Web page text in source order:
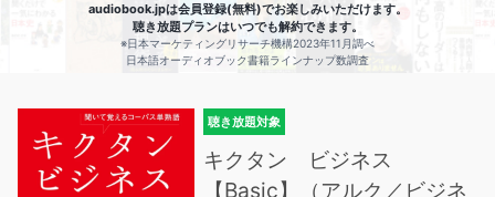
audiobook.jpは会員登録(無料)でお楽しみいただけます。
聴き放題プランはいつでも解約できます。
※日本マーケティングリサーチ機構2023年11月調べ
日本語オーディオブック書籍ラインナップ数調査
聴き放題対象
キクタン ビジネス
【Basic】（アルク／ビジネ